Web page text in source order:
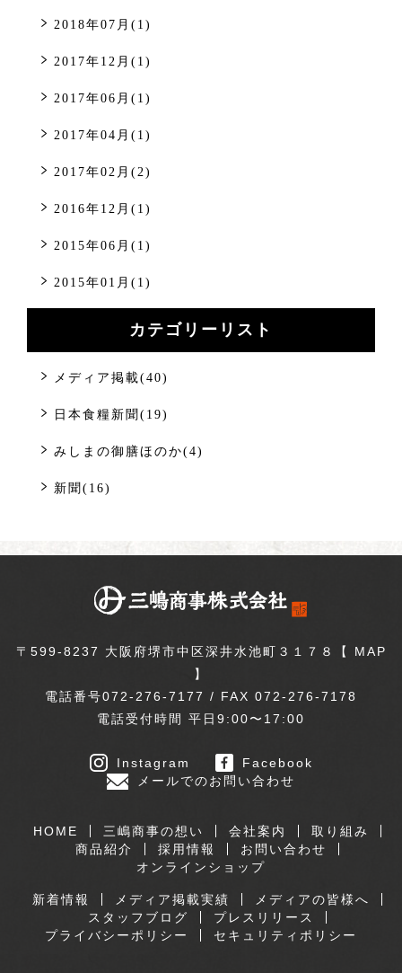
2018年07月(1)
2017年12月(1)
2017年06月(1)
2017年04月(1)
2017年02月(2)
2016年12月(1)
2015年06月(1)
2015年01月(1)
カテゴリーリスト
メディア掲載(40)
日本食糧新聞(19)
みしまの御膳ほのか(4)
新聞(16)
〒599-8237 大阪府堺市中区深井水池町３１７８【 MAP
】
電話番号072-276-7177 / FAX 072-276-7178
電話受付時間 平日9:00〜17:00
Instagram
Facebook
メールでのお問い合わせ
HOME 三嶋商事の想い 会社案内
取り組み
商品紹介
採用情報
お問い合わせ
オンラインショップ
新着情報 メディア掲載実績
メディアの皆様へ
スタッフブログ
プレスリリース
プライバシーポリシー
セキュリティポリシー